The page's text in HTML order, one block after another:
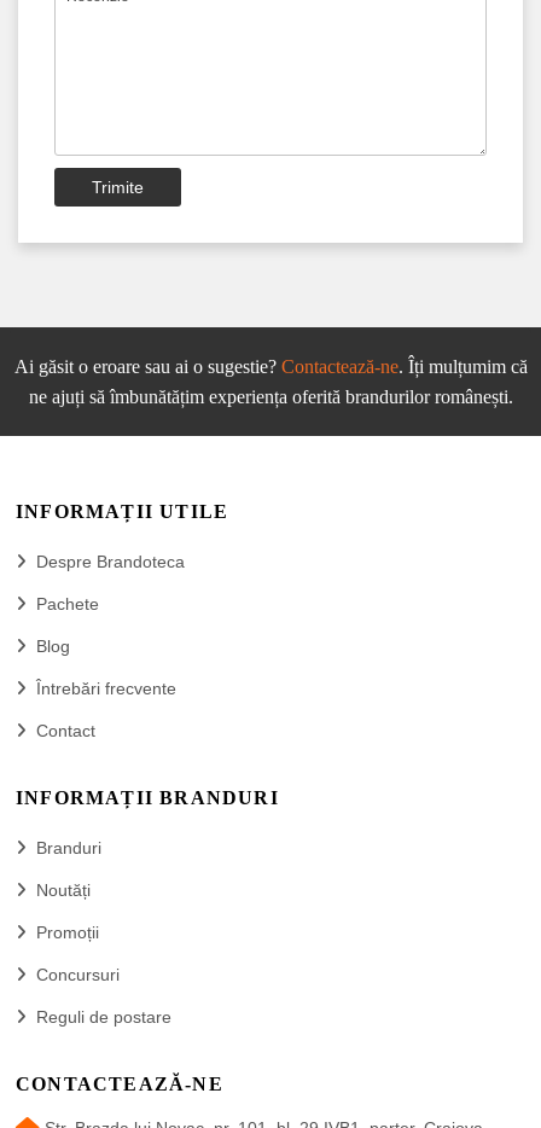
Trimite
Ai găsit o eroare sau ai o sugestie? Contactează-ne. Îți mulțumim că
ne ajuți să îmbunătățim experiența oferită brandurilor românești.
INFORMAȚII UTILE
Despre Brandoteca
Pachete
Blog
Întrebări frecvente
Contact
INFORMAȚII BRANDURI
Branduri
Noutăți
Promoții
Concursuri
Reguli de postare
CONTACTEAZĂ-NE